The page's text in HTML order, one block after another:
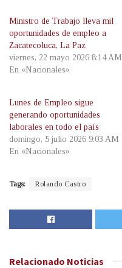
Ministro de Trabajo lleva mil
oportunidades de empleo a
Zacatecoluca, La Paz
viernes, 22 mayo 2026 8:14 AM
En «Nacionales»
Lunes de Empleo sigue
generando oportunidades
laborales en todo el país
domingo, 5 julio 2026 9:03 AM
En «Nacionales»
Tags: Rolando Castro
Relacionado Noticias